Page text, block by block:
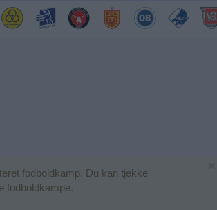
fodboldkamp. Du kan tjekke
fodboldkampe.